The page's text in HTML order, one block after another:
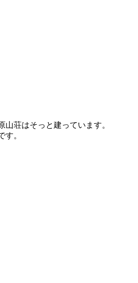
荘はそっと建っています。
。